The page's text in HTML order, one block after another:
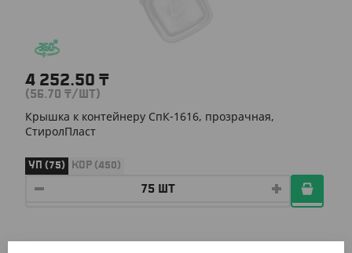
4 252.50 ₸
(56.70 ₸/ШТ)
Крышка к контейнеру СпК-1616, прозрачная,
СтиролПласт
УП (75) КОР (450)